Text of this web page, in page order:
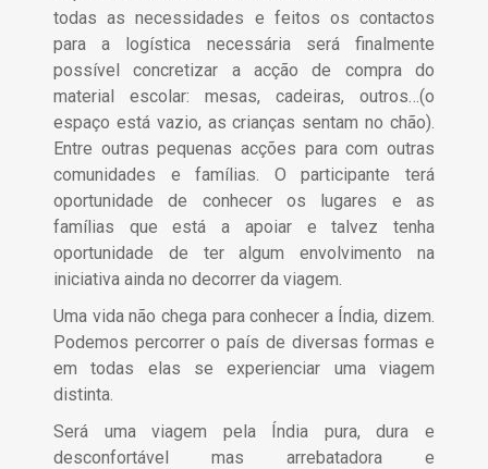
todas as necessidades e feitos os contactos
para a logística necessária será finalmente
possível concretizar a acção de compra do
material escolar: mesas, cadeiras, outros…(o
espaço está vazio, as crianças sentam no chão).
Entre outras pequenas acções para com outras
comunidades e famílias. O participante terá
oportunidade de conhecer os lugares e as
famílias que está a apoiar e talvez tenha
oportunidade de ter algum envolvimento na
iniciativa ainda no decorrer da viagem.
Uma vida não chega para conhecer a Índia, dizem.
Podemos percorrer o país de diversas formas e
em todas elas se experienciar uma viagem
distinta.
Será uma viagem pela Índia pura, dura e
desconfortável mas arrebatadora e